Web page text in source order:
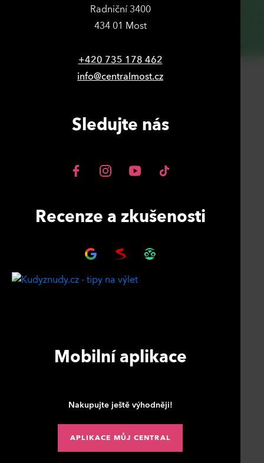
Radniční 3400
434 01 Most
+420 735 178 462
info@centralmost.cz
Sledujte nás
Recenze a zkušenosti
Mobilní aplikace
Nakupujte ještě výhodněji!
APLIKACE MŮJ CENTRAL